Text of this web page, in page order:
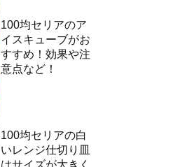
100均セリアのア
イスキューブがお
すすめ！効果や注
意点など！
100均セリアの白
いレンジ仕切り皿